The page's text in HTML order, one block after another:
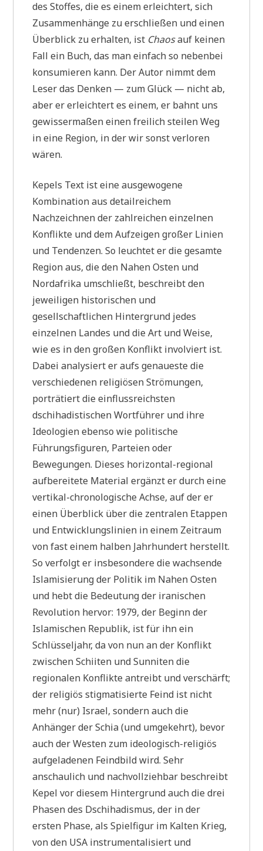
des Stoffes, die es einem erleichtert, sich
Zusammenhänge zu erschließen und einen
Überblick zu erhalten, ist Chaosauf keinen
Fall ein Buch, das man einfach so nebenbei
konsumieren kann. Der Autor nimmt dem
Leser das Denken — zum Glück — nicht ab,
aber er erleichtert es einem, er bahnt uns
gewissermaßen einen freilich steilen Weg
in eine Region, in der wir sonst verloren
wären.
Kepels Text ist eine ausgewogene
Kombination aus detailreichem
Nachzeichnen der zahlreichen einzelnen
Konflikte und dem Aufzeigen großer Linien
und Tendenzen. So leuchtet er die gesamte
Region aus, die den Nahen Osten und
Nordafrika umschließt, beschreibt den
jeweiligen historischen und
gesellschaftlichen Hintergrund jedes
einzelnen Landes und die Art und Weise,
wie es in den großen Konflikt involviert ist.
Dabei analysiert er aufs genaueste die
verschiedenen religiösen Strömungen,
porträtiert die einflussreichsten
dschihadistischen Wortführer und ihre
Ideologien ebenso wie politische
Führungsfiguren, Parteien oder
Bewegungen. Dieses horizontal-regional
aufbereitete Material ergänzt er durch eine
vertikal-chronologische Achse, auf der er
einen Überblick über die zentralen Etappen
und Entwicklungslinien in einem Zeitraum
von fast einem halben Jahrhundert herstellt.
So verfolgt er insbesondere die wachsende
Islamisierung der Politik im Nahen Osten
und hebt die Bedeutung der iranischen
Revolution hervor: 1979, der Beginn der
Islamischen Republik, ist für ihn ein
Schlüsseljahr, da von nun an der Konflikt
zwischen Schiiten und Sunniten die
regionalen Konflikte antreibt und verschärft;
der religiös stigmatisierte Feind ist nicht
mehr (nur) Israel, sondern auch die
Anhänger der Schia (und umgekehrt), bevor
auch der Westen zum ideologisch-religiös
aufgeladenen Feindbild wird. Sehr
anschaulich und nachvollziehbar beschreibt
Kepel vor diesem Hintergrund auch die drei
Phasen des Dschihadismus, der in der
ersten Phase, als Spielfigur im Kalten Krieg,
von den USA instrumentalisiert und